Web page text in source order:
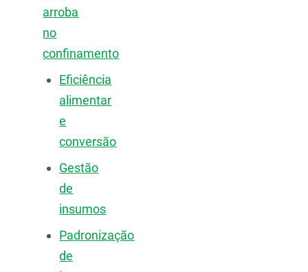
arroba
no
confinamento
Eficiência
alimentar
e
conversão
Gestão
de
insumos
Padronização
de